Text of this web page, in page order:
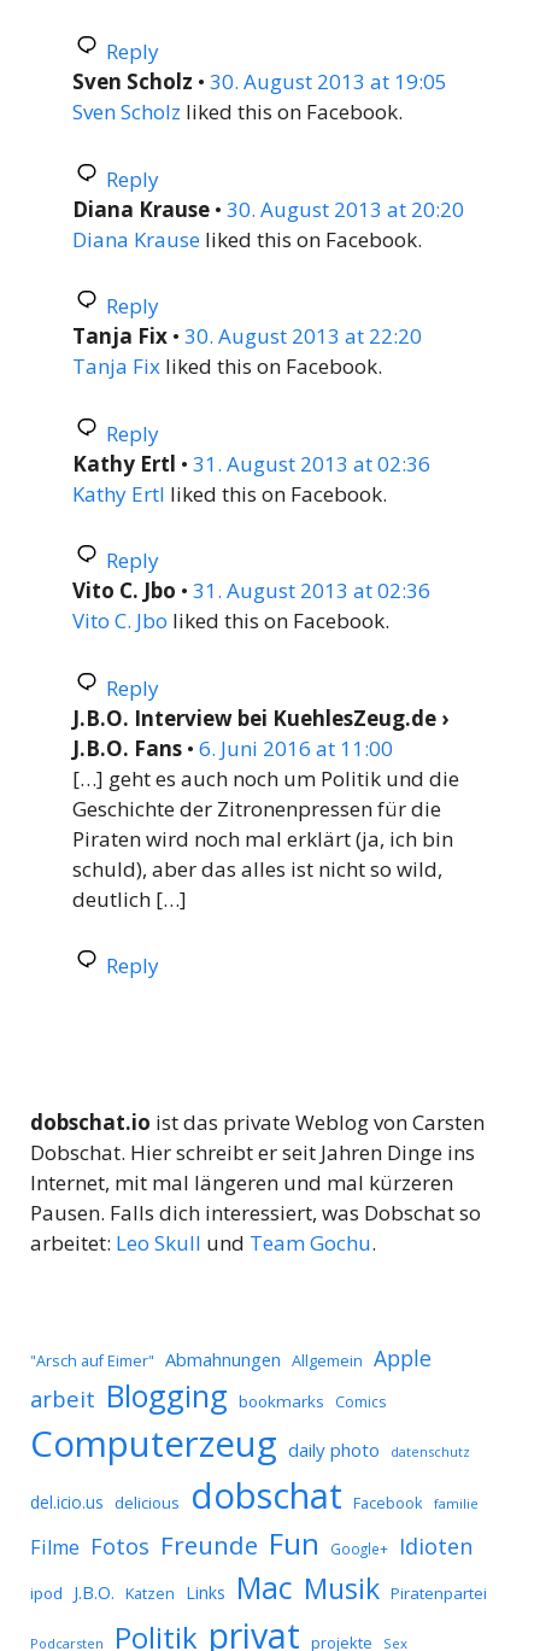
Reply
Sven Scholz • 30. August 2013 at 19:05
Sven Scholz liked this on Facebook.
Reply
Diana Krause • 30. August 2013 at 20:20
Diana Krause liked this on Facebook.
Reply
Tanja Fix • 30. August 2013 at 22:20
Tanja Fix liked this on Facebook.
Reply
Kathy Ertl • 31. August 2013 at 02:36
Kathy Ertl liked this on Facebook.
Reply
Vito C. Jbo • 31. August 2013 at 02:36
Vito C. Jbo liked this on Facebook.
Reply
J.B.O. Interview bei KuehlesZeug.de ›
J.B.O. Fans • 6. Juni 2016 at 11:00
[…] geht es auch noch um Politik und die
Geschichte der Zitronenpressen für die
Piraten wird noch mal erklärt (ja, ich bin
schuld), aber das alles ist nicht so wild,
deutlich […]
Reply
dobschat.io ist das private Weblog von Carsten
Dobschat. Hier schreibt er seit Jahren Dinge ins
Internet, mit mal längeren und mal kürzeren
Pausen. Falls dich interessiert, was Dobschat so
arbeitet: Leo Skull und Team Gochu.
"Arsch auf Eimer" Abmahnungen Allgemein Apple
arbeit Blogging bookmarks Comics
Computerzeug daily photo datenschutz
del.icio.us delicious dobschat Facebook familie
Filme Fotos Freunde Fun Google+ Idioten
ipod J.B.O. Katzen Links Mac Musik Piratenpartei
Podcarsten Politik privat projekte Sex